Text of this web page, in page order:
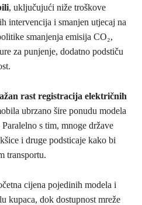
, uključujući niže troškove
intervencija i smanjen utjecaj na
smanjenja emisija CO₂,
za punjenje, dodatno podstiču
rast registracija električnih
ubrzano šire ponudu modela
s tim, mnoge države
i druge podsticaje kako bi
transportu.
cijena pojedinih modela i
kupaca, dok dostupnost mreže